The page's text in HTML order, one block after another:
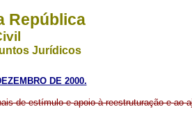
República
Jurídicos
DE 2000.
de estímulo e apoio à reestruturação e ao